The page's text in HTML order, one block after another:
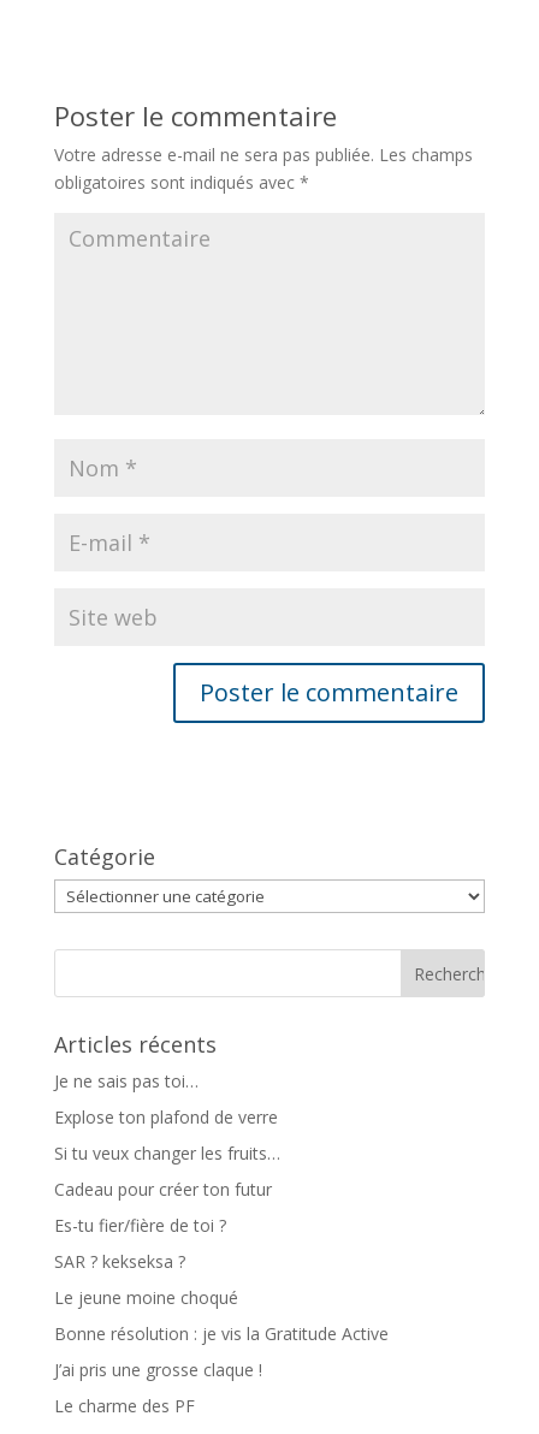
Poster le commentaire
Votre adresse e-mail ne sera pas publiée. Les champs
obligatoires sont indiqués avec *
Catégorie
Catégorie
Articles récents
Je ne sais pas toi…
Explose ton plafond de verre
Si tu veux changer les fruits…
Cadeau pour créer ton futur
Es-tu fier/fière de toi ?
SAR ? kekseksa ?
Le jeune moine choqué
Bonne résolution : je vis la Gratitude Active
J’ai pris une grosse claque !
Le charme des PF